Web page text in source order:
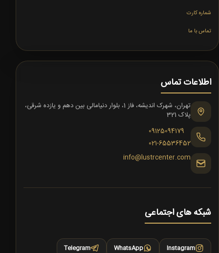
شماره کارت
تماس با ما
اطلاعات تماس
تهران، شهرک اندیشه، فاز 1، بلوار دنیامالی بین دهم و یازده شرقی،
پلاک 321
09125094179
021-65536452
info@lustrcenter.com
شبکه های اجتماعی
Instagram
WhatsApp
Telegram